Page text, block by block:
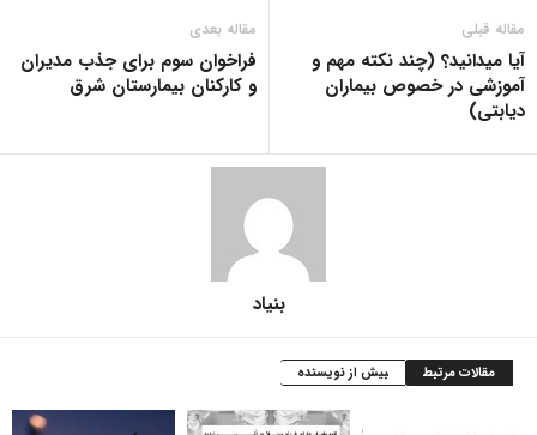
مقاله قبلی
آیا میدانید؟ (چند نکته مهم و
آموزشی در خصوص بیماران
دیابتی)
مقاله بعدی
فراخوان سوم برای جذب مدیران
و کارکنان بیمارستان شرق
بنیاد
مقالات مرتبط بیش از نویسنده